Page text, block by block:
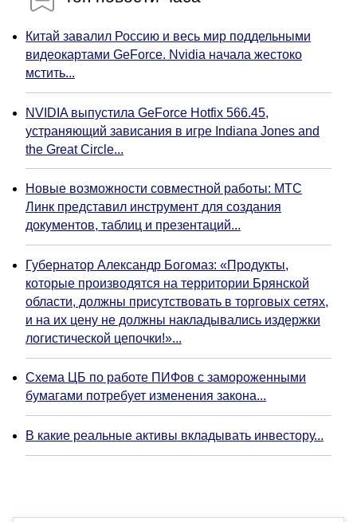
Китай завалил Россию и весь мир поддельными
видеокартами GeForce. Nvidia начала жестоко
мстить...
NVIDIA выпустила GeForce Hotfix 566.45,
устраняющий зависания в игре Indiana Jones and
the Great Circle...
Новые возможности совместной работы: МТС
Линк представил инструмент для создания
документов, таблиц и презентаций...
Губернатор Александр Богомаз: «Продукты,
которые производятся на территории Брянской
области, должны присутствовать в торговых сетях,
и на их цену не должны накладывались издержки
логистической цепочки!»...
Схема ЦБ по работе ПИФов с замороженными
бумагами потребует изменения закона...
В какие реальные активы вкладывать инвестору...